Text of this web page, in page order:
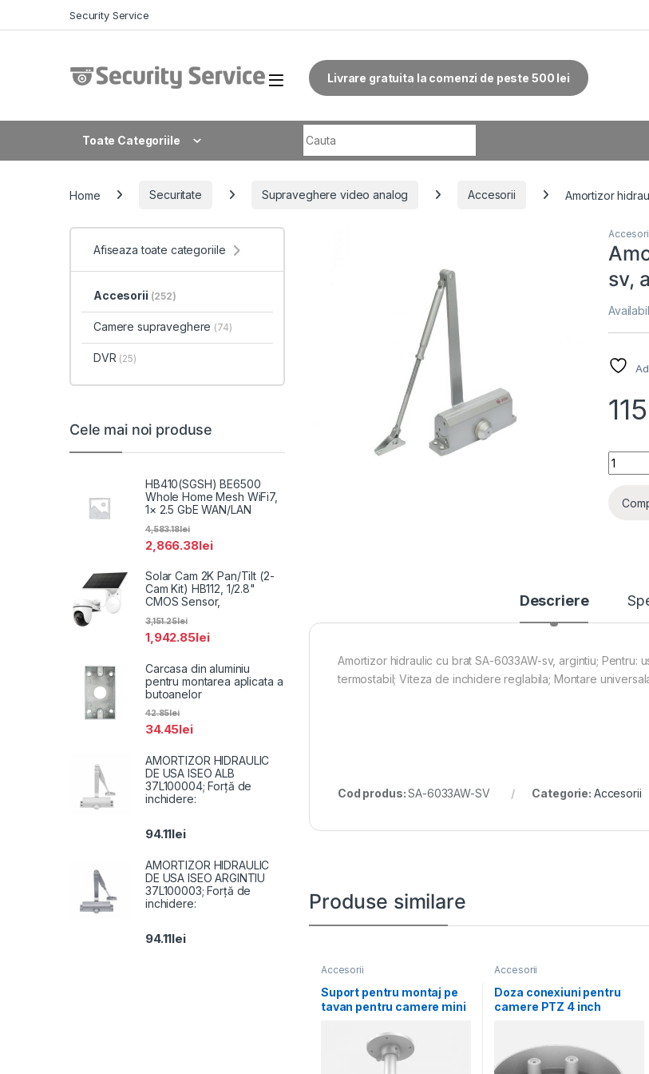
Security Service
Livrare gratuita la comenzi de peste 500 lei
Toate Categoriile
Home Securitate Supraveghere video analog Accesorii Amortizor
sv,
Descriere
Amortizor hidraulic cu brat SA-6033AW-sv, argintiu; Pentru:
termostabil; Viteza de inchidere reglabila; Montare
Cod produs:SA-6033AW-SV Categorie: Accesorii
Produse similare
Accesorii
Suport pentru montaj pe
tavan pentru camere mini
Accesorii
Doza conexiuni pentru
camere PTZ 4 inch
Afiseaza toate categoriile
Accesorii (252)
Camere supraveghere (74)
DVR (25)
Cele mai noi produse
HB410(SGSH) BE6500
Whole Home Mesh WiFi7,
1× 2.5 GbE WAN/LAN
2,866.38lei
4,583.18lei
Solar Cam 2K Pan/Tilt (2-
Cam Kit) HB112, 1/2.8"
CMOS Sensor,
1,942.85lei
3,151.25lei
Carcasa din aluminiu
pentru montarea aplicata a
butoanelor
34.45lei
42.85lei
AMORTIZOR HIDRAULIC
DE USA ISEO ALB
37L100004; Forță de
inchidere:
94.11lei
AMORTIZOR HIDRAULIC
DE USA ISEO ARGINTIU
37L100003; Forță de
inchidere:
94.11lei